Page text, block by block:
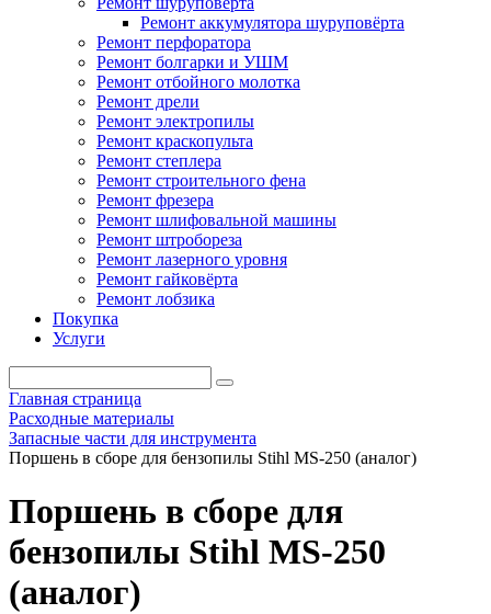
Ремонт аккумулятора шуруповёрта
Ремонт перфоратора
Ремонт болгарки и УШМ
Ремонт отбойного молотка
Ремонт дрели
Ремонт электропилы
Ремонт краскопульта
Ремонт степлера
Ремонт строительного фена
Ремонт фрезера
Ремонт шлифовальной машины
Ремонт штробореза
Ремонт лазерного уровня
Ремонт гайковёрта
Ремонт лобзика
Покупка
Услуги
Главная страница
Расходные материалы
Запасные части для инструмента
Поршень в сборе для бензопилы Stihl MS-250 (аналог)
Поршень в сборе для
бензопилы Stihl MS-250
(аналог)